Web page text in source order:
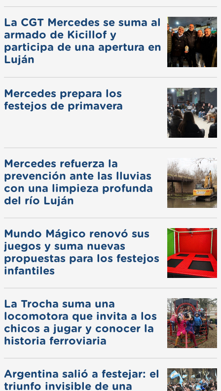
La CGT Mercedes se suma al
armado de Kicillof y
participa de una apertura en
Luján
Mercedes prepara los
festejos de primavera
Mercedes refuerza la
prevención ante las lluvias
con una limpieza profunda
del río Luján
Mundo Mágico renovó sus
juegos y suma nuevas
propuestas para los festejos
infantiles
La Trocha suma una
locomotora que invita a los
chicos a jugar y conocer la
historia ferroviaria
Argentina salió a festejar: el
triunfo invisible de una